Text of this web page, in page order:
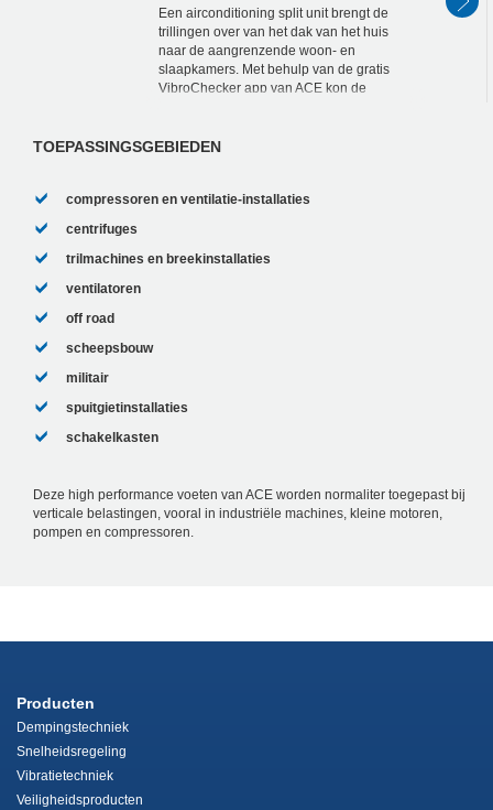
Een airconditioning split unit brengt de
trillingen over van het dak van het huis
naar de aangrenzende woon- en
slaapkamers. Met behulp van de gratis
VibroChecker app van ACE kon de
TOEPASSINGSGEBIEDEN
compressoren en ventilatie-installaties
centrifuges
trilmachines en breekinstallaties
ventilatoren
off road
scheepsbouw
militair
spuitgietinstallaties
schakelkasten
Deze high performance voeten van ACE worden normaliter toegepast bij
verticale belastingen, vooral in industriële machines, kleine motoren,
pompen en compressoren.
Producten
Dempingstechniek
Snelheidsregeling
Vibratietechniek
Veiligheidsproducten